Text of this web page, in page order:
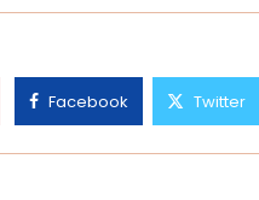
Facebook Twitter